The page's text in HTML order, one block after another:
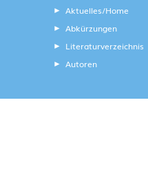
Aktuelles/Home
Abkürzungen
Literaturverzeichnis
Autoren